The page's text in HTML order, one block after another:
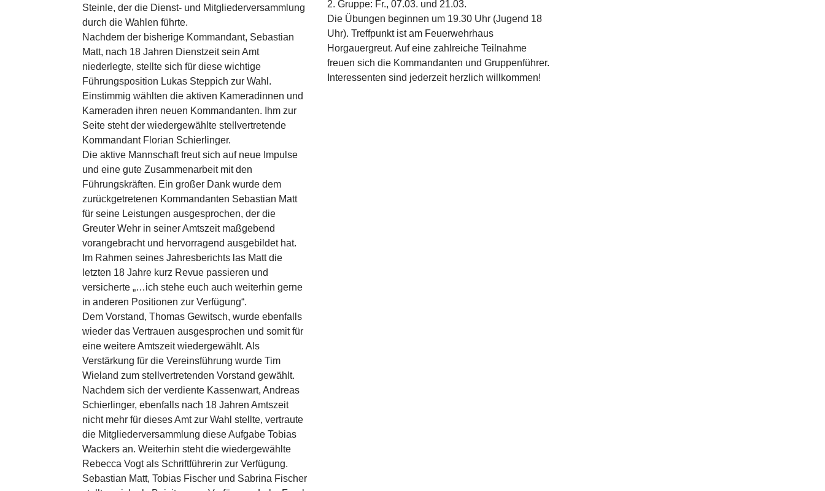
Steinle, der die Dienst- und Mitgliederversammlung
durch die Wahlen führte.
Nachdem der bisherige Kommandant, Sebastian
Matt, nach 18 Jahren Dienstzeit sein Amt
niederlegte, stellte sich für diese wichtige
Führungsposition Lukas Steppich zur Wahl.
Einstimmig wählten die aktiven Kameradinnen und
Kameraden ihren neuen Kommandanten. Ihm zur
Seite steht der wiedergewählte stellvertretende
Kommandant Florian Schierlinger.
Die aktive Mannschaft freut sich auf neue Impulse
und eine gute Zusammenarbeit mit den
Führungskräften. Ein großer Dank wurde dem
zurückgetretenen Kommandanten Sebastian Matt
für seine Leistungen ausgesprochen, der die
Greuter Wehr in seiner Amtszeit maßgebend
vorangebracht und hervorragend ausgebildet hat.
Im Rahmen seines Jahresberichts las Matt die
letzten 18 Jahre kurz Revue passieren und
versicherte „…ich stehe euch auch weiterhin gerne
in anderen Positionen zur Verfügung“.
Dem Vorstand, Thomas Gewitsch, wurde ebenfalls
wieder das Vertrauen ausgesprochen und somit für
eine weitere Amtszeit wiedergewählt. Als
Verstärkung für die Vereinsführung wurde Tim
Wieland zum stellvertretenden Vorstand gewählt.
Nachdem sich der verdiente Kassenwart, Andreas
Schierlinger, ebenfalls nach 18 Jahren Amtszeit
nicht mehr für dieses Amt zur Wahl stellte, vertraute
die Mitgliederversammlung diese Aufgabe Tobias
Wackers an. Weiterhin steht die wiedergewählte
Rebecca Vogt als Schriftführerin zur Verfügung.
Sebastian Matt, Tobias Fischer und Sabrina Fischer
2. Gruppe: Fr., 07.03. und 21.03.
Die Übungen beginnen um 19.30 Uhr (Jugend 18
Uhr). Treffpunkt ist am Feuerwehrhaus
Horgauergreut. Auf eine zahlreiche Teilnahme
freuen sich die Kommandanten und Gruppenführer.
Interessenten sind jederzeit herzlich willkommen!